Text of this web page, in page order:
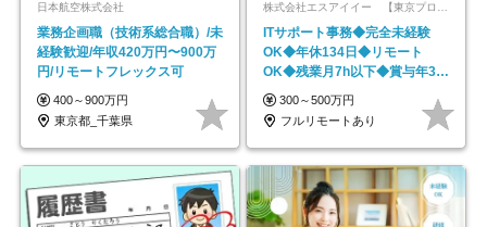
日本航空株式会社
業務企画職（技術系総合職）/未
経験歓迎/年収420万円〜900万
円/リモートフレックス可
400～900万円
東京都_千葉県
株式会社エスアイイー 【東京プロマーケット上場】
ITサポート事務◆完全未経験
OK◆年休134日◆リモート
OK◆残業月7h以下◆賞与年3回
◆5年目まで必ず昇給
300～500万円
フルリモートあり